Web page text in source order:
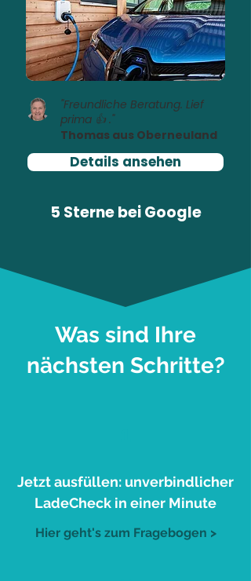
"Freundliche Beratung. Lief
prima 👍 ."
Thomas aus Oberneuland
Details ansehen
5 Sterne beiGoogle
Was sind Ihre
nächsten Schritte?
Jetzt ausfüllen: unverbindlicher
LadeCheck in einer Minute
Hier geht's zum Fragebogen >